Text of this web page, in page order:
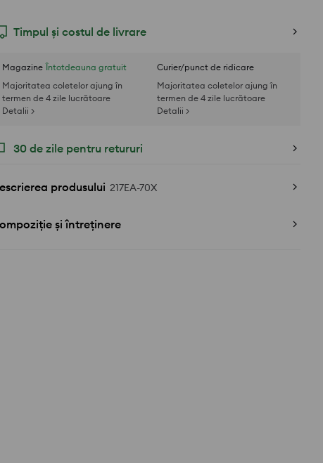
Timpul și costul de livrare
Magazine Întotdeauna gratuit
Majoritatea coletelor ajung în
termen de 4 zile lucrătoare
Detalii >
Curier/punct de ridicare
Majoritatea coletelor ajung în
termen de 4 zile lucrătoare
Detalii >
30 de zile pentru retururi
produsului 217EA-70X
și întreținere